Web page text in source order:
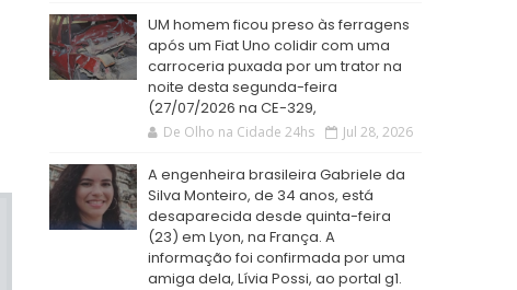
UM homem ficou preso às ferragens
após um Fiat Uno colidir com uma
carroceria puxada por um trator na
noite desta segunda-feira
(27/07/2026 na CE-329,
De Olho na Cidade 24hs Jul 28, 2026
A engenheira brasileira Gabriele da
Silva Monteiro, de 34 anos, está
desaparecida desde quinta-feira
(23) em Lyon, na França. A
informação foi confirmada por uma
amiga dela, Lívia Possi, ao portal g1.